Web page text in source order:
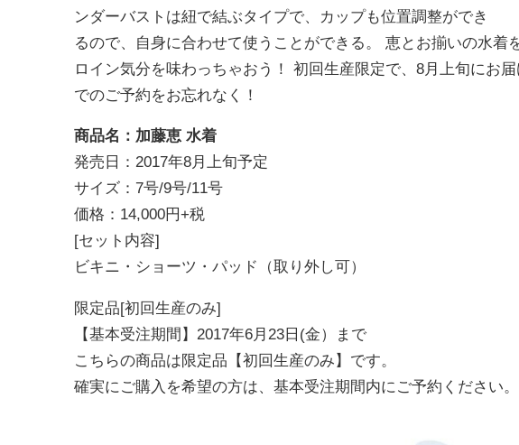
ンダーバストは紐で結ぶタイプで、
カップも位置調整ができ
るので、自身に合わせて使うことができる。 恵とお揃いの水着
ロイン気分を味わっちゃおう！ 初回生産限定で、8月上旬にお
でのご予約をお忘れなく！
商品名：加藤恵 水着
発売日：2017年8月上旬予定
サイズ：7号/9号/11号
価格：14,000円+税
[セット内容]
ビキニ・ショーツ・パッド（取り外し可）
限定品[初回生産のみ]
【基本受注期間】2017年6月23日(金）まで
こちらの商品は限定品【初回生産のみ】です。
確実にご購入を希望の方は、基本受注期間内にご予約ください。